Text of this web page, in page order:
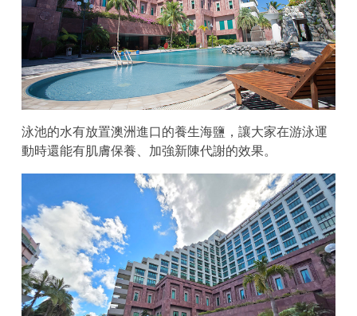
泳池的水有放置澳洲進口的養生海鹽，讓大家在游泳運
動時還能有肌膚保養、加強新陳代謝的效果。